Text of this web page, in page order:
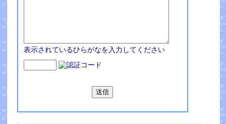
表示されているひらがなを入力してください